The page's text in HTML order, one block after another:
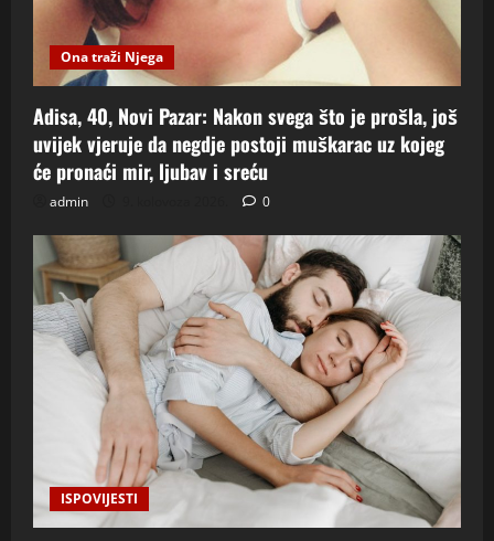
Ona traži Njega
Adisa, 40, Novi Pazar: Nakon svega što je prošla, još
uvijek vjeruje da negdje postoji muškarac uz kojeg
će pronaći mir, ljubav i sreću
admin 0
ISPOVIJESTI